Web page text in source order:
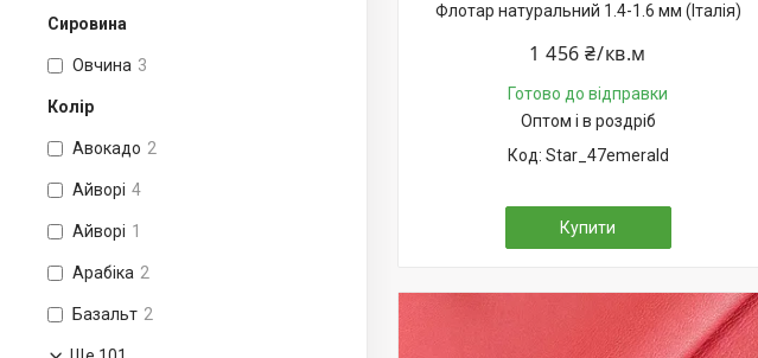
Сировина
Овчина 3
Колір
Авокадо 2
Айворі 4
Айворі 1
Арабіка 2
Базальт 2
Флотар натуральний 1.4-1.6 мм (Італія)
1 456 ₴/кв.м
Готово до відправки
Оптом і в роздріб
Star_47emerald
Купити